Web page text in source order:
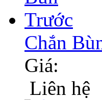
Chắn
Giá:
Liên hệ